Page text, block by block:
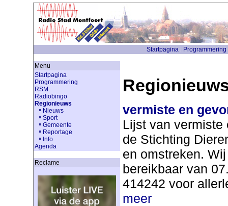
Startpagina Programmering
Menu
Startpagina
Programmering
RSM
Radiobingo
Regionieuws
Nieuws
Sport
Gemeente
Reportage
Info
Agenda
Reclame
vermiste en
Lijst van vermiste
de Stichting
en omstreken.
bereikbaar van
414242 voor
meer